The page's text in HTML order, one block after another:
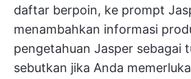
daftar berpoin, ke prompt
menambahkan informasi
pengetahuan Jasper sebagai
sebutkan jika Anda